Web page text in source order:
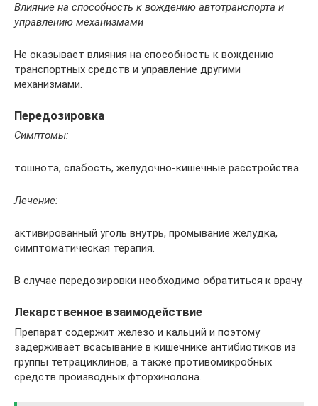
Влияние на способность к вождению автотранспорта и
управлению механизмами
Не оказывает влияния на способность к вождению
транспортных средств и управление другими
механизмами.
Передозировка
Симптомы:
тошнота, слабость, желудочно-кишечные расстройства.
Лечение:
активированный уголь внутрь, промывание желудка,
симптоматическая терапия.
В случае передозировки необходимо обратиться к врачу.
Лекарственное взаимодействие
Препарат содержит железо и кальций и поэтому
задерживает всасывание в кишечнике антибиотиков из
группы тетрациклинов, а также противомикробных
средств производных фторхинолона.